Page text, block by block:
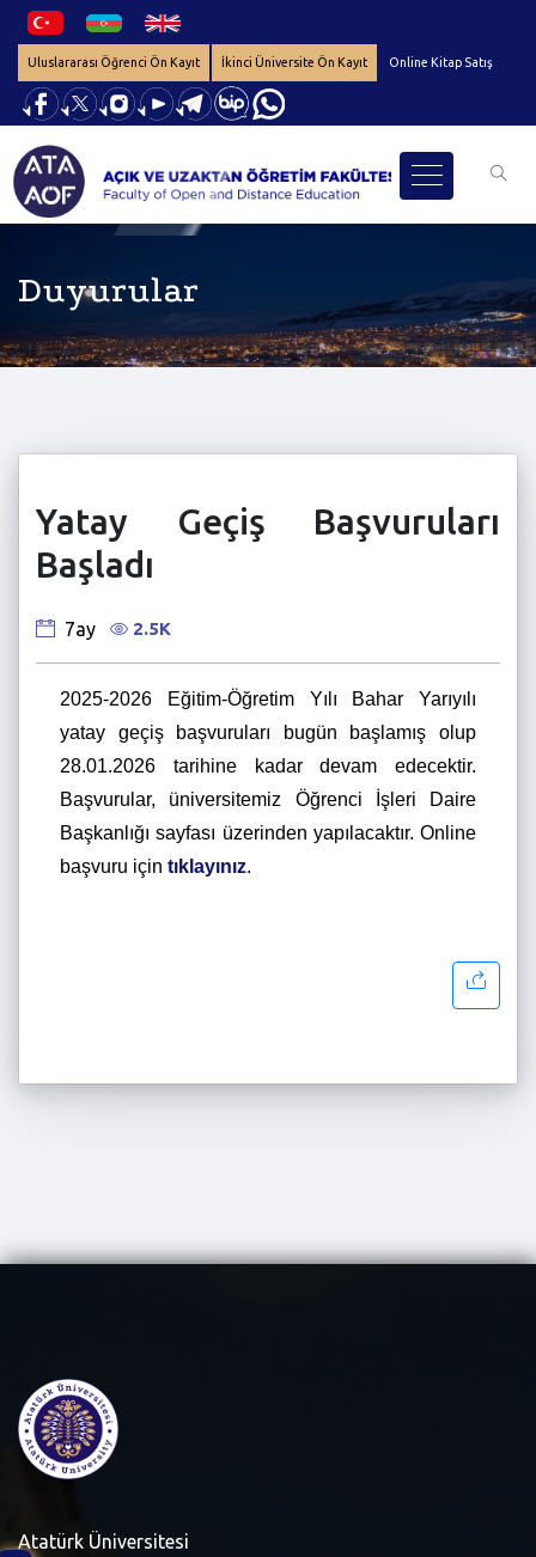
Uluslararası Öğrenci Ön Kayıt İkinci Üniversite Ön Kayıt Online Kitap Satış
Duyurular
Yatay Geçiş Başvuruları
Başladı
7ay 2.5K
2025-2026 Eğitim-Öğretim Yılı Bahar Yarıyılı
yatay geçiş başvuruları bugün başlamış olup
28.01.2026 tarihine kadar devam edecektir.
Başvurular, üniversitemiz Öğrenci İşleri Daire
Başkanlığı sayfası üzerinden yapılacaktır. Online
başvuru için tıklayınız.
Atatürk Üniversitesi